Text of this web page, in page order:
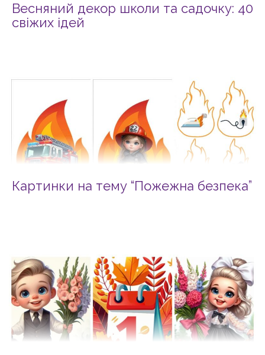
Весняний декор школи та садочку: 40
свіжих ідей
Картинки на тему “Пожежна безпека”